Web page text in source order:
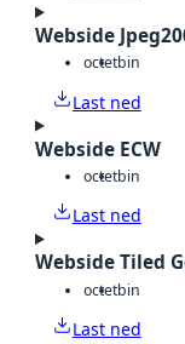
Webside
octetbin
Last ned
Webside ECW
octetbin
Last ned
Webside Tiled
octetbin
Last ned